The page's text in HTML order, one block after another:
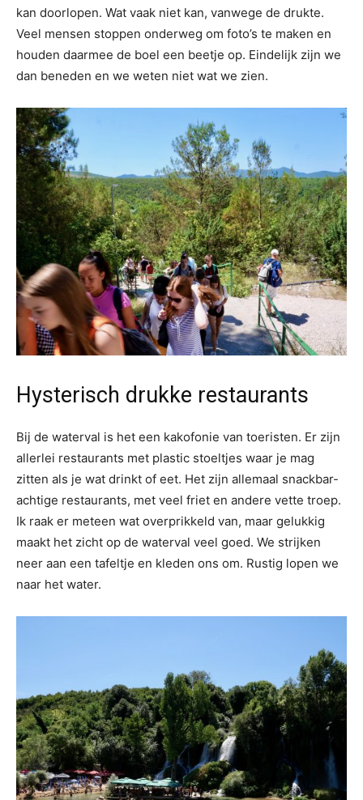
kan doorlopen. Wat vaak niet kan, vanwege de drukte.
Veel mensen stoppen onderweg om foto’s te maken en
houden daarmee de boel een beetje op. Eindelijk zijn we
dan beneden en we weten niet wat we zien.
Hysterisch drukke restaurants
Bij de waterval is het een kakofonie van toeristen. Er zijn
allerlei restaurants met plastic stoeltjes waar je mag
zitten als je wat drinkt of eet. Het zijn allemaal snackbar-
achtige restaurants, met veel friet en andere vette troep.
Ik raak er meteen wat overprikkeld van, maar gelukkig
maakt het zicht op de waterval veel goed. We strijken
neer aan een tafeltje en kleden ons om. Rustig lopen we
naar het water.